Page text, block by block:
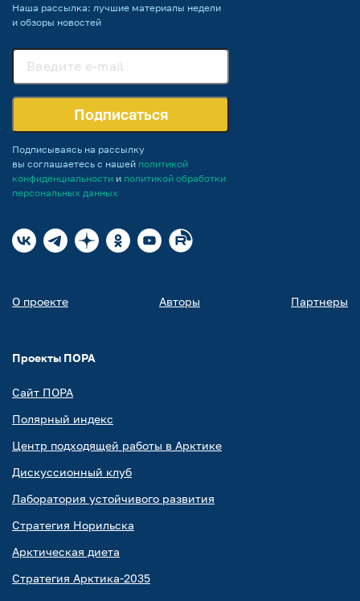
Наша рассылка: лучшие материалы недели
и обзоры новостей
Подписаться
Подписываясь на рассылку
вы соглашаетесь с нашей политикой
конфиденциальности и политикой обработки
персональных данных
О проекте Авторы Партнеры
Проекты ПОРА
Сайт ПОРА
Полярный индекс
Центр подходящей работы в Арктике
Дискуссионный клуб
Лаборатория устойчивого развития
Стратегия Норильска
Арктическая диета
Стратегия Арктика-2035